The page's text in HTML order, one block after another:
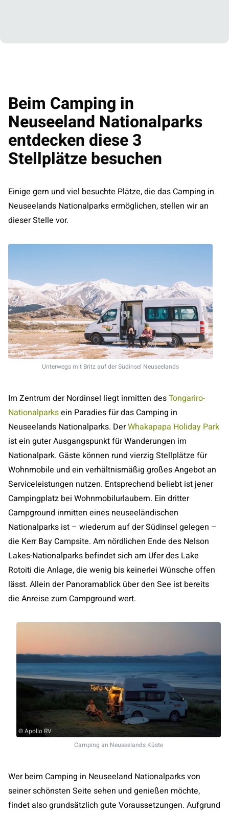
Beim Camping in
Neuseeland Nationalparks
entdecken diese 3
Stellplätze besuchen
Einige gern und viel besuchte Plätze, die das Camping in
Neuseelands Nationalparks ermöglichen, stellen wir an
dieser Stelle vor.
©THL
Unterwegs mit Britz auf der Südinsel Neuseelands
Im Zentrum der Nordinsel liegt inmitten desTongariro-
Nationalparksein Paradies für das Camping in
Neuseelands Nationalparks. DerWhakapapa Holiday Park
ist ein guter Ausgangspunkt für Wanderungen im
Nationalpark. Gäste können rund vierzig Stellplätze für
Wohnmobile und ein verhältnismäßig großes Angebot an
Serviceleistungen nutzen. Entsprechend beliebt ist jener
Campingplatz bei Wohnmobilurlaubern. Ein dritter
Campground inmitten eines neuseeländischen
Nationalparks ist – wiederum auf der Südinsel gelegen –
die Kerr Bay Campsite. Am nördlichen Ende des Nelson
Lakes-Nationalparks befindet sich am Ufer des Lake
Rotoiti die Anlage, die wenig bis keinerlei Wünsche offen
lässt. Allein der Panoramablick über den See ist bereits
die Anreise zum Campground wert.
©Apollo RV
Camping an Neuseelands Küste
Wer beim Camping in Neuseeland Nationalparks von
seiner schönsten Seite sehen und genießen möchte,
findet also grundsätzlich gute Voraussetzungen. Aufgrund